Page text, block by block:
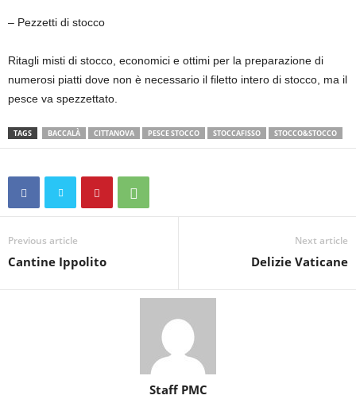
– Pezzetti di stocco
Ritagli misti di stocco, economici e ottimi per la preparazione di
numerosi piatti dove non è necessario il filetto intero di stocco, ma il
pesce va spezzettato.
TAGS BACCALÀ CITTANOVA PESCE STOCCO STOCCAFISSO STOCCO&STOCCO
Previous article
Cantine Ippolito
Next article
Delizie Vaticane
Staff PMC